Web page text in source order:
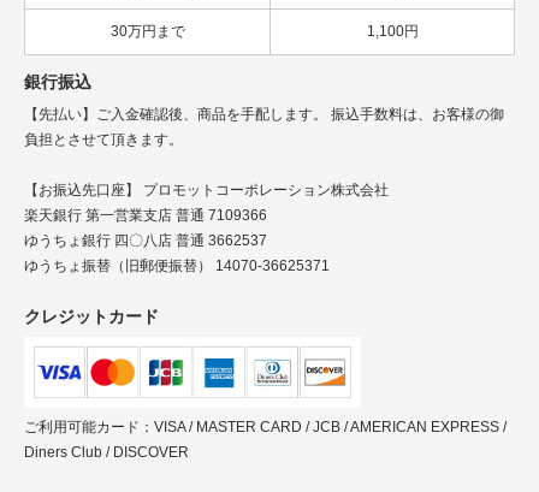
30万円まで 1,100円
銀行振込
【先払い】ご入金確認後、商品を手配します。 振込手数料は、お客様の御
負担とさせて頂きます。
【お振込先口座】 プロモットコーポレーション株式会社
楽天銀行 第一営業支店 普通 7109366
ゆうちょ銀行 四〇八店 普通 3662537
ゆうちょ振替（旧郵便振替） 14070-36625371
クレジットカード
ご利用可能カード：VISA / MASTER CARD / JCB / AMERICAN EXPRESS /
Diners Club / DISCOVER